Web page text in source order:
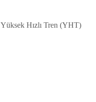
Yüksek Hızlı Tren (YHT)